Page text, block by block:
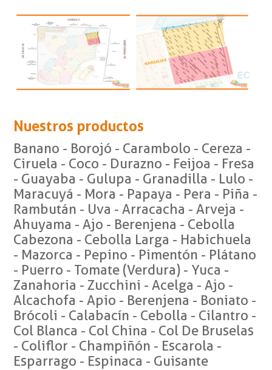
Nuestros productos
Banano - Borojó - Carambolo - Cereza -
Ciruela - Coco - Durazno - Feijoa - Fresa
- Guayaba - Gulupa - Granadilla - Lulo -
Maracuyá - Mora - Papaya - Pera - Piña -
Rambután - Uva - Arracacha - Arveja -
Ahuyama - Ajo - Berenjena - Cebolla
Cabezona - Cebolla Larga - Habichuela
- Mazorca - Pepino - Pimentón - Plátano
- Puerro - Tomate (Verdura) - Yuca -
Zanahoria - Zucchini - Acelga - Ajo -
Alcachofa - Apio - Berenjena - Boniato -
Brócoli - Calabacín - Cebolla - Cilantro -
Col Blanca - Col China - Col De Bruselas
- Coliflor - Champiñón - Escarola -
Esparrago - Espinaca - Guisante